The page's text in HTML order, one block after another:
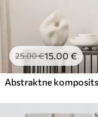
25.00€15.00 €